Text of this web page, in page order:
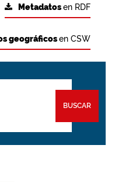
Metadatosen RDF
geográficosen CSW
BUSCAR